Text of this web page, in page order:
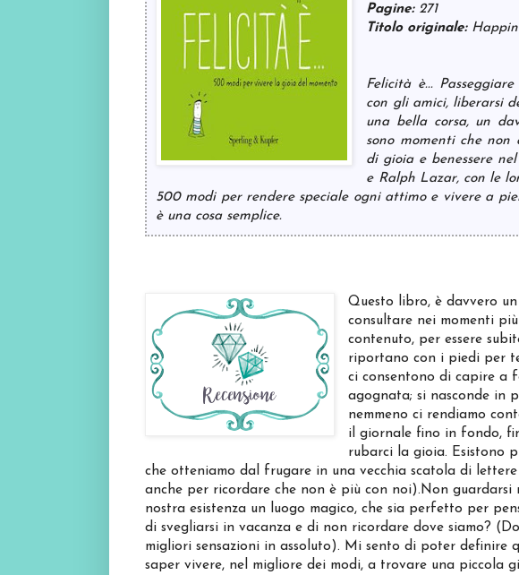
Pagine: 271
Titolo originale:
Felicità è...
con gli amici, liberarsi
una bella corsa, un
sono momenti che non
di gioia e benessere
e Ralph Lazar, con le
500 modi per rendere speciale ogni attimo e vivere a
è una cosa semplice.
Questo libro, è davvero
consultare nei momenti
contenuto, per essere
riportano con i piedi per
ci consentono di capire a
agognata; si nasconde in
nemmeno ci rendiamo
il giornale fino in fondo,
rubarci la gioia. Esistono
che otteniamo dal frugare in una vecchia scatola di
anche per ricordare che non è più con noi).Non
nostra esistenza un luogo magico, che sia perfetto per
di svegliarsi in vacanza e di non ricordare dove siamo?
migliori sensazioni in assoluto). Mi sento di poter definire
saper vivere, nel migliore dei modi, a trovare una piccola